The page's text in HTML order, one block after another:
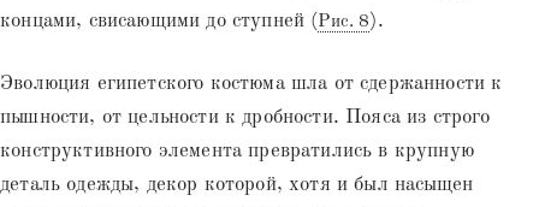
концами, свисающими до ступней (Рис. 8).
Эволюция египетского костюма шла от сдержанности к
пышности, от цельности к дробности. Пояса из строго
конструктивного элемента превратились в крупную
деталь одежды, декор которой, хотя и был насыщен